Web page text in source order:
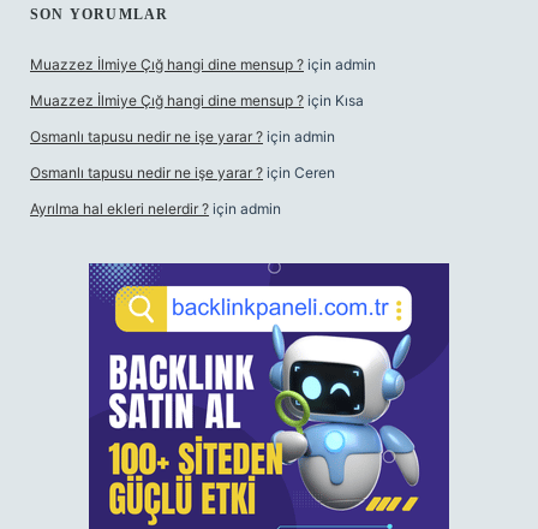
SON YORUMLAR
Muazzez İlmiye Çığ hangi dine mensup ? için admin
Muazzez İlmiye Çığ hangi dine mensup ? için Kısa
Osmanlı tapusu nedir ne işe yarar ? için admin
Osmanlı tapusu nedir ne işe yarar ? için Ceren
Ayrılma hal ekleri nelerdir ? için admin